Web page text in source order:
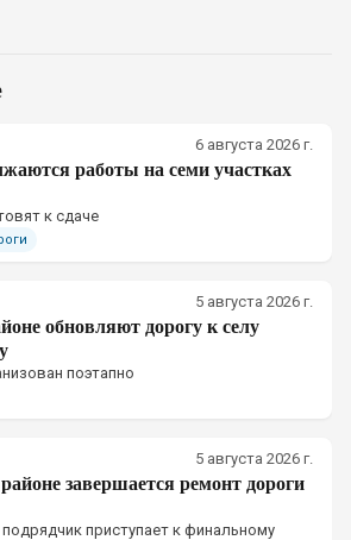
6 августа 2026 г.
работы на семи участках
к сдаче
5 августа 2026 г.
обновляют дорогу к селу
поэтапно
5 августа 2026 г.
завершается ремонт дороги
приступает к финальному